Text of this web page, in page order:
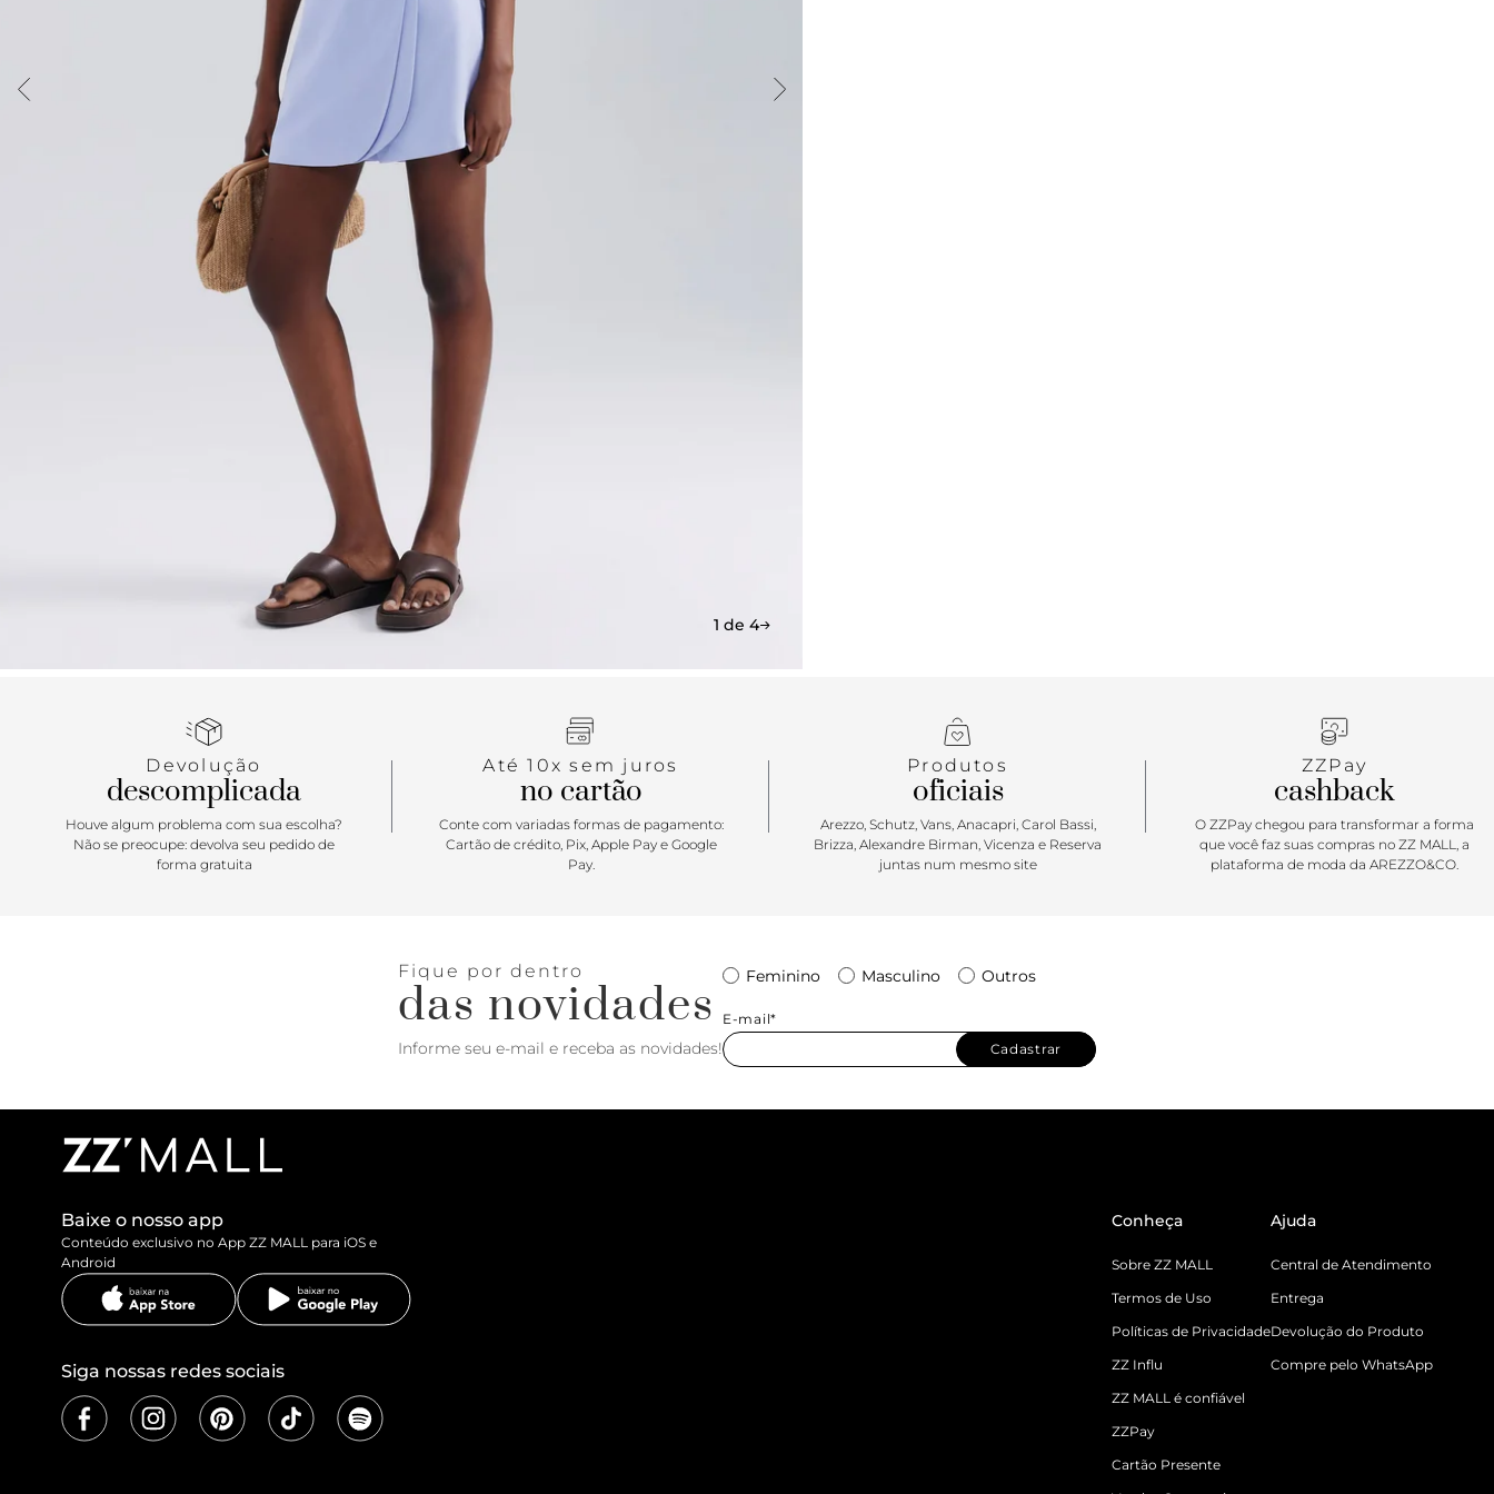
1 de 4
Devolução
descomplicada
Houve algum problema com sua escolha?
Não se preocupe: devolva seu pedido de
forma gratuita
Até 10x sem juros
no cartão
Conte com variadas formas de pagamento:
Cartão de crédito, Pix, Apple Pay e Google
Pay.
Produtos
oficiais
Arezzo, Schutz, Vans, Anacapri, Carol Bassi,
Brizza, Alexandre Birman, Vicenza e Reserva
juntas num mesmo site
ZZPay
cashback
O ZZPay chegou para transformar a forma
que você faz suas compras no ZZ MALL, a
plataforma de moda da AREZZO&CO.
Fique por dentro
das novidades
Informe seu e-mail e receba as novidades!
Feminino Masculino Outros
E-mail*
Cadastrar
Baixe o nosso app
Conteúdo exclusivo no App ZZ MALL para iOS e
Android
Siga nossas redes sociais
Conheça
Sobre ZZ MALL
Termos de Uso
Políticas de Privacidade
ZZ Influ
ZZ MALL é confiável
ZZPay
Cartão Presente
Ajuda
Central de Atendimento
Entrega
Devolução do Produto
Compre pelo WhatsApp